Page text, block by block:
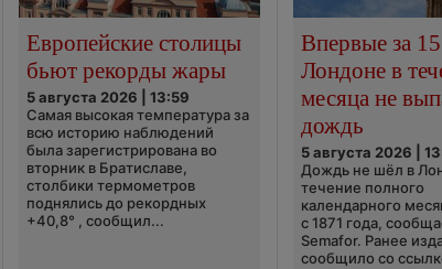
Европейские столицы
бьют рекорды жары
5 августа 2026 | 13:59
Самая высокая температура за
всю историю наблюдений
была зарегистрирована во
вторник в Братиславе,
столбики термометров
поднялись до рекордных
+40,8° , сообщил...
Впервые за
Лондоне в
месяца не
дождь
5 августа 2026 |
Дождь не шёл в
течение полного
календарного
с 1871 года,
Semafor. Ранее
сообщило со